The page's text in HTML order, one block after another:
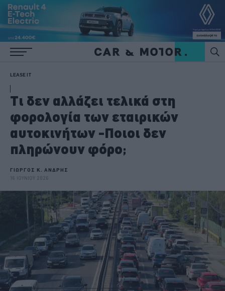
LEASE IT
Τι δεν αλλάζει τελικά στη
φορολογία των εταιρικών
αυτοκινήτων -Ποιοι δεν
πληρώνουν φόρο;
ΓΙΩΡΓΟΣ Κ. ΑΝΔΡΗΣ
16 ΙΟΥΝΙΟΥ 2026